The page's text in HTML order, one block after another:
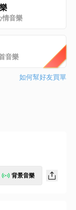
情音樂
音樂
如何幫好友買單
背景音樂